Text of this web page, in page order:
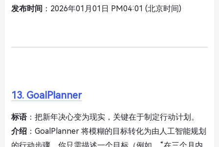
发布时间 ：2026年01月01日 PM04:01 (北京时间)
13. GoalPlanner
标语：把新年决心变为现实，关键在于制定行动计划。
介绍 ：GoalPlanner 将模糊的目标转化为由人工智能规划